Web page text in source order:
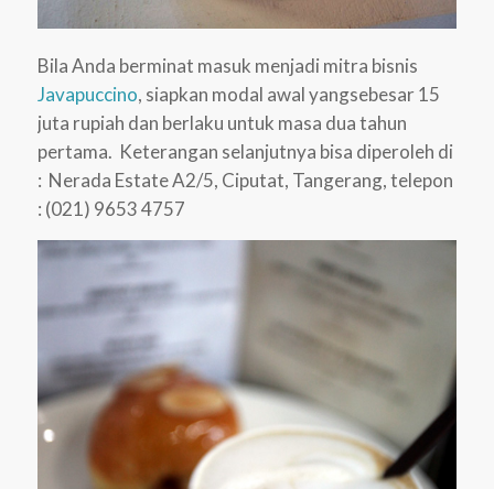
Bila Anda berminat masuk menjadi mitra bisnis
Javapuccino, siapkan modal awal yangsebesar 15
juta rupiah dan berlaku untuk masa dua tahun
pertama. Keterangan selanjutnya bisa diperoleh di
: Nerada Estate A2/5, Ciputat, Tangerang, telepon
: (021) 9653 4757